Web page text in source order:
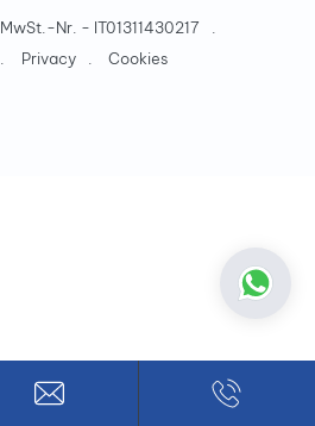
MwSt.-Nr. - IT01311430217
Privacy Cookies